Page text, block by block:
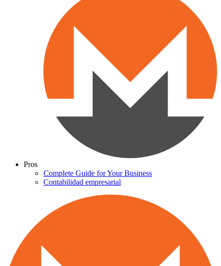
Pros
Complete Guide for Your Business
Contabilidad empresarial